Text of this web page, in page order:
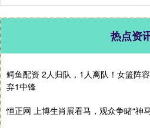
热点资
鳄鱼配资 2人归队，1人离队！女篮阵
弃1中锋
恒正网 上博生肖展看马，观众争睹“神